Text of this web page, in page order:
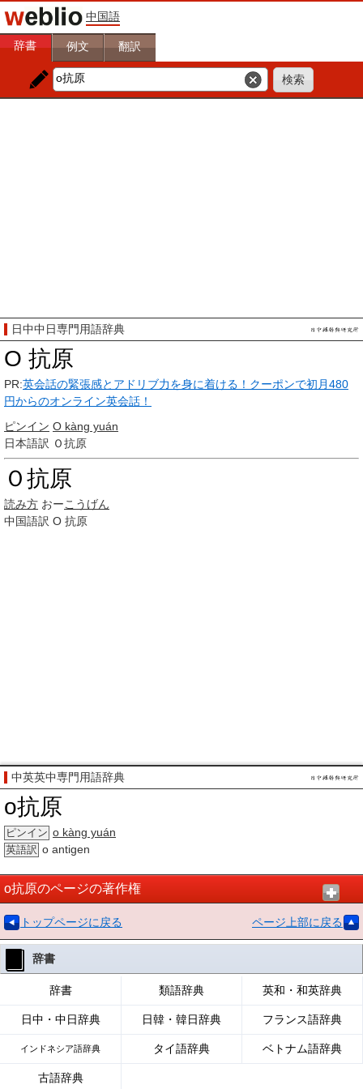
中国語
辞書 例文 翻訳
日中中日専門用語辞典
O 抗原
PR:英会話の緊張感とアドリブ力を身に着ける！クーポンで初月480
円からのオンライン英会話！
ピンイン O kàng yuán
日本語訳 Ｏ抗原
Ｏ抗原
読み方 おーこうげん
中国語訳 O 抗原
中英英中専門用語辞典
o抗原
ピンイン o kàng yuán
英語訳 o antigen
o抗原のページの著作権
トップページに戻る ページ上部に戻る
辞書
辞書 類語辞典 英和・和英辞典
日中・中日辞典 日韓・韓日辞典 フランス語辞典
インドネシア語辞典 タイ語辞典 ベトナム語辞典
古語辞典